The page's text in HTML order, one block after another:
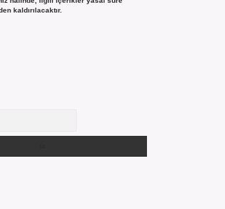
kaldırılacaktır.